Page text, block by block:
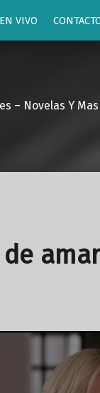
VIVO
– Novelas Y Mas